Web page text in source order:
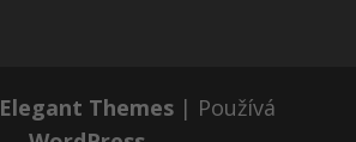
Elegant Themes| Používá